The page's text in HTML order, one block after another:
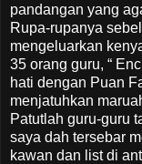
pandangan yang
Rupa-rupanya
mengeluarkan
35 orang guru, “
hati dengan Puan
menjatuhkan
Patutlah guru-guru
saya dah tersebar
kawan dan list di